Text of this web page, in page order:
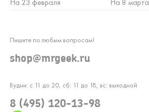
На 23 февраля
На 8 марта
Будни: с 11 до 20, сб: 11 до 18, вс: выходной
8 (495) 120-13-98
Пишите по любым вопросам!
shop@mrgeek.ru